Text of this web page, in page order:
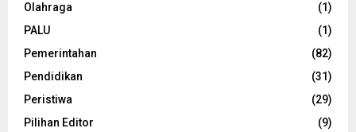
Olahraga
(1)
PALU
(1)
Pemerintahan
(82)
Pendidikan
(31)
Peristiwa
(29)
Pilihan Editor
(9)